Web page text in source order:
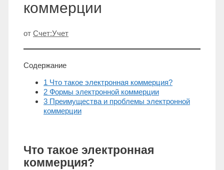
коммерции
от Счет:Учет
Содержание
1 Что такое электронная коммерция?
2 Формы электронной коммерции
3 Преимущества и проблемы электронной
коммерции
Что такое электронная
коммерция?